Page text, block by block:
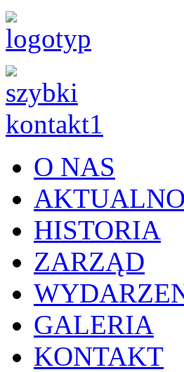
O NAS
HISTORIA
ZARZĄD
GALERIA
KONTAKT